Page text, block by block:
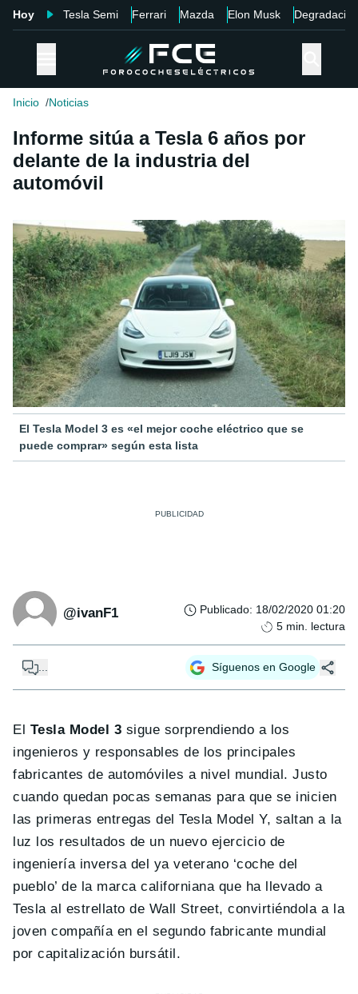
Hoy Tesla Semi Ferrari Mazda Elon Musk Degradación
Inicio Noticias
Informe sitúa a Tesla 6 años por
delante de la industria del
automóvil
El Tesla Model 3 es «el mejor coche eléctrico que se
puede comprar» según esta lista
@ivanF1 Publicado: 18/02/2020 01:20
5 min. lectura
... Síguenos en Google
El Tesla Model 3 sigue sorprendiendo a los
ingenieros y responsables de los principales
fabricantes de automóviles a nivel mundial. Justo
cuando quedan pocas semanas para que se inicien
las primeras entregas del Tesla Model Y, saltan a la
luz los resultados de un nuevo ejercicio de
ingeniería inversa del ya veterano ‘coche del
pueblo’ de la marca californiana que ha llevado a
Tesla al estrellato de Wall Street, convirtiéndola a la
joven compañía en el segundo fabricante mundial
por capitalización bursátil.